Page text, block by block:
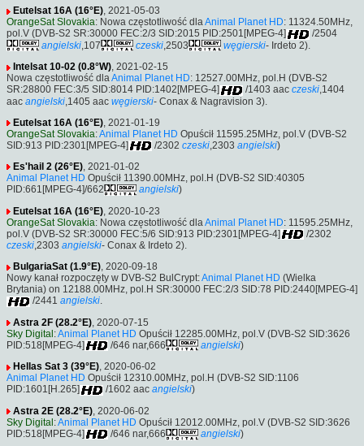
Eutelsat 16A (16°E), 2021-05-03
OrangeSat Slovakia: Nowa częstotliwość dlaAnimal Planet HD: 11324.50MHz,
pol.V (DVB-S2 SR:30000 FEC:2/3 SID:2015 PID:2501[MPEG-4]
/2504
angielski ,107 czeski ,2503 węgierski- Irdeto 2).
Intelsat 10-02 (0.8°W), 2021-02-15
Nowa częstotliwość dlaAnimal Planet HD: 12527.00MHz, pol.H (DVB-S2
SR:28800 FEC:3/5 SID:8014 PID:1402[MPEG-4]
/1403 aac czeski,1404
aac angielski ,1405 aac węgierski- Conax & Nagravision 3).
Eutelsat 16A (16°E) , 2021-01-19
OrangeSat Slovakia:Animal Planet HD Opuścił 11595.25MHz, pol.V (DVB-S2
SID:913 PID:2301[MPEG-4]
/2302 czeski ,2303 angielski)
Es'hail 2 (26°E), 2021-01-02
Animal Planet HD Opuścił 11390.00MHz, pol.H (DVB-S2 SID:40305
PID:661[MPEG-4]/662
angielski)
Eutelsat 16A (16°E), 2020-10-23
OrangeSat Slovakia: Nowa częstotliwość dlaAnimal Planet HD: 11595.25MHz,
pol.V (DVB-S2 SR:30000 FEC:5/6 SID:913 PID:2301[MPEG-4]
/2302
czeski,2303 angielski- Conax & Irdeto 2).
BulgariaSat (1.9°E), 2020-09-18
Nowy kanał rozpoczęty w DVB-S2 BulCrypt:Animal Planet HD (Wielka
Brytania) on 12188.00MHz, pol.H SR:30000 FEC:2/3 SID:78 PID:2440[MPEG-4]
/2441 angielski.
Astra 2F (28.2°E) , 2020-07-15
Sky Digital:Animal Planet HD Opuścił 12285.00MHz, pol.V (DVB-S2 SID:3626
PID:518[MPEG-4]
/646 nar,666 angielski)
Hellas Sat 3 (39°E), 2020-06-02
Animal Planet HD Opuścił 12310.00MHz, pol.H (DVB-S2 SID:1106
PID:1601[H.265]
/1602 aac angielski)
Astra 2E (28.2°E) , 2020-06-02
Sky Digital:Animal Planet HD Opuścił 12012.00MHz, pol.V (DVB-S2 SID:3626
PID:518[MPEG-4]
/646 nar,666 angielski)